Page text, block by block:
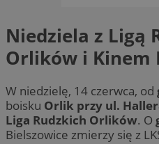
Niedziela z Ligą
Orlików i Kinem
W niedzielę, 14 czerwca, od
boisku Orlik przy ul.
Liga Rudzkich Orlików. O
Bielszowice zmierzy się z